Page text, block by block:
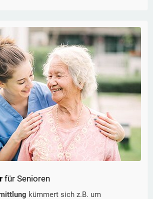
für Senioren
kümmert sich z.B. um